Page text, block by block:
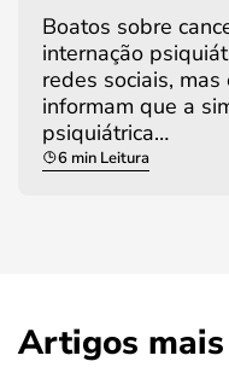
Boatos sobre
internação
redes sociais,
informam que a
psiquiátrica…
6 min Leitura
Artigos